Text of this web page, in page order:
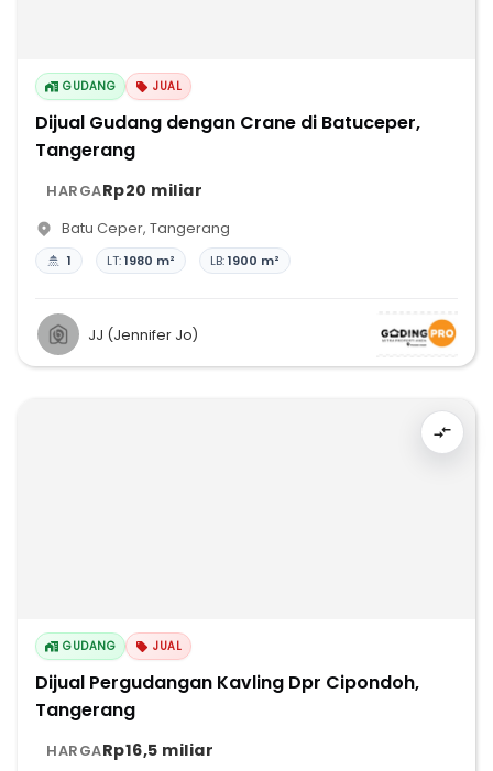
GUDANG JUAL
Dijual Gudang dengan Crane di Batuceper,
Tangerang
HARGARp20 miliar
Batu Ceper, Tangerang
1 LT:1980 m² LB:1900 m²
JJ (Jennifer Jo)
GUDANG JUAL
Dijual Pergudangan Kavling Dpr Cipondoh,
Tangerang
HARGARp16,5 miliar